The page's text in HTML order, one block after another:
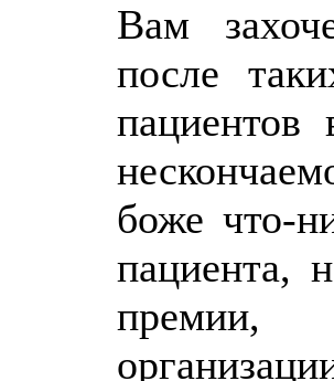
Вам
после
пациентов
боже что-
пациента,
премии,